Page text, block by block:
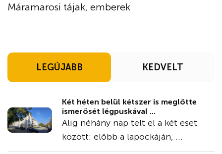
Máramarosi tájak, emberek
LEGÚJABB KEDVELT
Két héten belül kétszer is meglőtte
ismerősét légpuskával ...
Alig néhány nap telt el a két eset
között: előbb a lapockáján, ...